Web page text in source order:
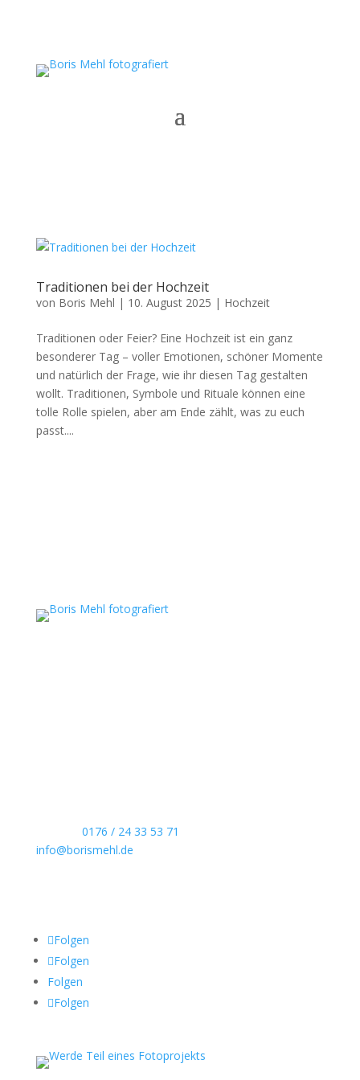
Traditionen bei der Hochzeit
von Boris Mehl | 10. August 2025 | Hochzeit
Traditionen oder Feier? Eine Hochzeit ist ein ganz
besonderer Tag – voller Emotionen, schöner Momente
und natürlich der Frage, wie ihr diesen Tag gestalten
wollt. Traditionen, Symbole und Rituale können eine
tolle Rolle spielen, aber am Ende zählt, was zu euch
passt....
0176 / 24 33 53 71
info@borismehl.de
Folgen
Folgen
Folgen
Folgen